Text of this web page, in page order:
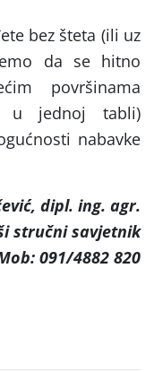
bez šteta (ili uz
da se hitno
površinama
u jednoj tabli)
nabavke
dipl. ing. agr.
stručni savjetnik
091/4882 820